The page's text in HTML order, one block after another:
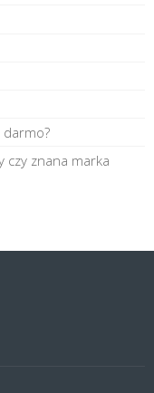
czy znana marka